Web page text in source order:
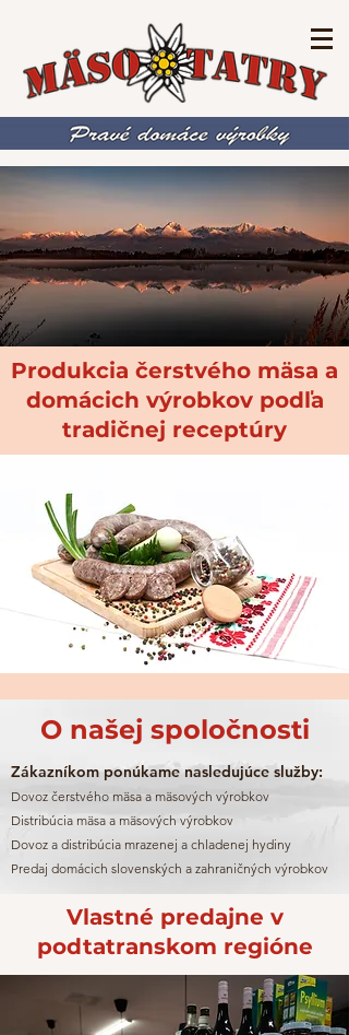
Produkcia čerstvého mäsa a
domácich výrobkov podľa
tradičnej receptúry
O našej spoločnosti
Zákazníkom ponúkame nasledujúce služby:
Dovoz čerstvého mäsa a mäsových výrobkov
Distribúcia mäsa a mäsových výrobkov
Dovoz a distribúcia mrazenej a chladenej hydiny
Predaj domácich slovenských a zahraničných výrobkov
Vlastné predajne v
podtatranskom regióne